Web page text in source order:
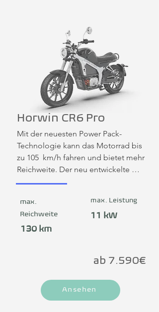
Horwin CR6 Pro
Mit der neuesten Power Pack-
Technologie kann das Motorrad bis
zu 105  km/h fahren und bietet mehr
Reichweite. Der neu entwickelte
HORWIN-Elektromotor mit dem 5-
max.
Reichweite
130 km
max. Leistung
11 kW
ab 7.590€
Ansehen